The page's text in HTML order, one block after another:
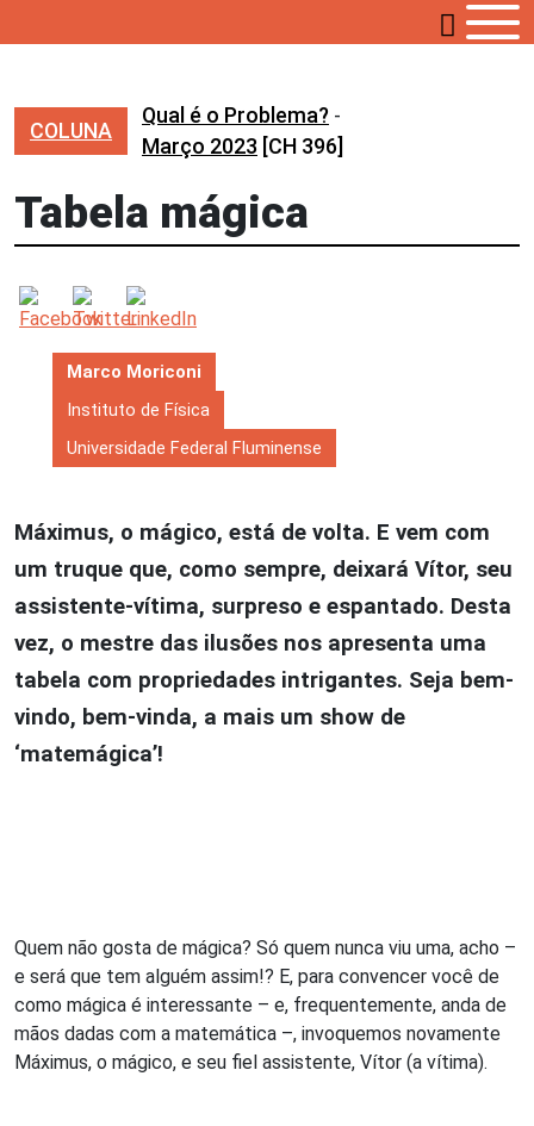
COLUNA
Qual é o Problema? -
Março 2023 [CH 396]
Tabela mágica
Marco Moriconi
Instituto de Física
Universidade Federal Fluminense
Máximus, o mágico, está de volta. E vem com
um truque que, como sempre, deixará Vítor, seu
assistente-vítima, surpreso e espantado. Desta
vez, o mestre das ilusões nos apresenta uma
tabela com propriedades intrigantes. Seja bem-
vindo, bem-vinda, a mais um show de
‘matemágica’!
Quem não gosta de mágica? Só quem nunca viu uma, acho –
e será que tem alguém assim!? E, para convencer você de
como mágica é interessante – e, frequentemente, anda de
mãos dadas com a matemática –, invoquemos novamente
Máximus, o mágico, e seu fiel assistente, Vítor (a vítima).